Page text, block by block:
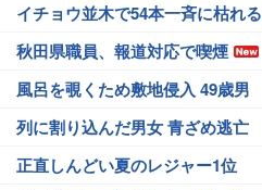
イチョウ並木で54本一斉に枯れる
秋田県職員、報道対応で喫煙
風呂を覗くため敷地侵入 49歳男
列に割り込んだ男女 青ざめ逃亡
正直しんどい夏のレジャー1位